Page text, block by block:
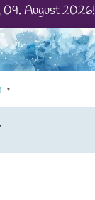
09. August 2026!
▼